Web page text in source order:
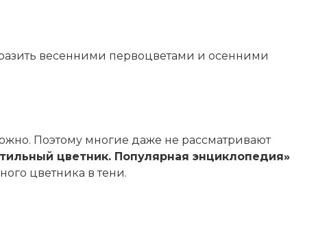
весенними первоцветами и осенними
Поэтому многие даже не рассматривают
цветник. Популярная энциклопедия»
цветника в тени.